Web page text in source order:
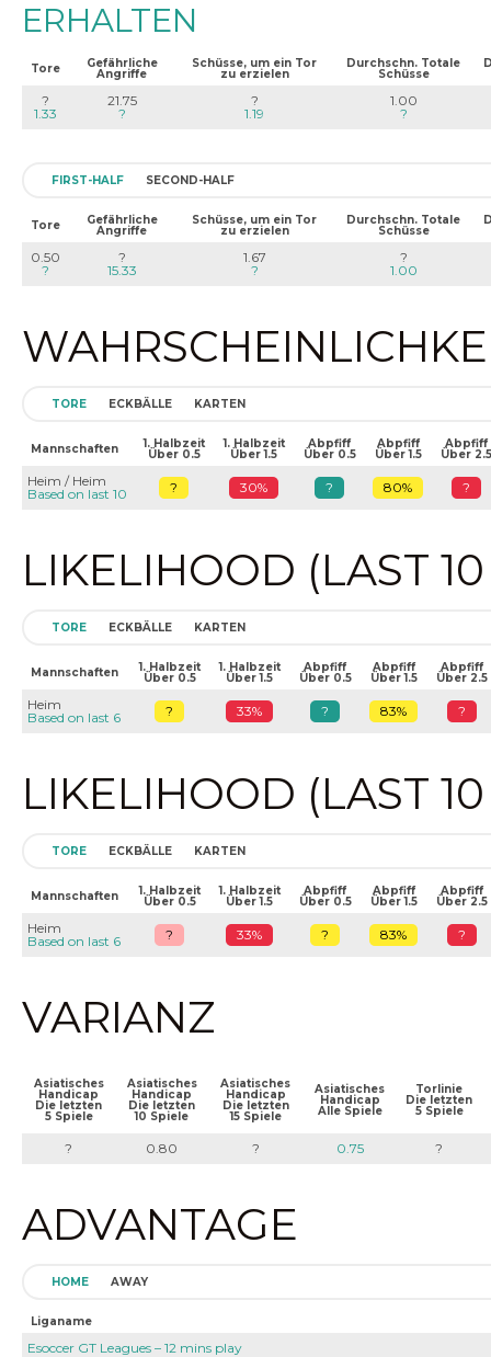
ERHALTEN
Tore Gefährliche
Angriffe
Schüsse, um ein Tor
zu erzielen
Durchschn. Totale
Schüsse
?
1.33
21.75
?
?
1.19
1.00
?
FIRST-HALF SECOND-HALF
Tore Gefährliche
Angriffe
Schüsse, um ein Tor
zu erzielen
Durchschn. Totale
Schüsse
0.50
?
?
15.33
1.67
?
?
1.00
TORE ECKBÄLLE KARTEN
Mannschaften 1. Halbzeit
Über 0.5
1. Halbzeit
Über 1.5
Abpfiff
Über 0.5
Abpfiff
Über 1.5
Abpfiff
Über 2.5
Heim / Heim
Based on last 10
? 30% ? 80% ?
LIKELIHOOD (LAST
TORE ECKBÄLLE KARTEN
Mannschaften 1. Halbzeit
Über 0.5
1. Halbzeit
Über 1.5
Abpfiff
Über 0.5
Abpfiff
Über 1.5
Abpfiff
Über 2.5
Heim
Based on last 6
? 33% ? 83% ?
LIKELIHOOD (LAST
TORE ECKBÄLLE KARTEN
Mannschaften 1. Halbzeit
Über 0.5
1. Halbzeit
Über 1.5
Abpfiff
Über 0.5
Abpfiff
Über 1.5
Abpfiff
Über 2.5
Heim
Based on last 6
? 33% ? 83% ?
VARIANZ
Asiatisches
Handicap
Die letzten
5 Spiele
Asiatisches
Handicap
Die letzten
10 Spiele
Asiatisches
Handicap
Die letzten
15 Spiele
Asiatisches
Handicap
Alle Spiele
Torlinie
Die letzten
5 Spiele
? 0.80 ? 0.75 ?
ADVANTAGE
HOME AWAY
Liganame
Esoccer GT Leagues – 12 mins play